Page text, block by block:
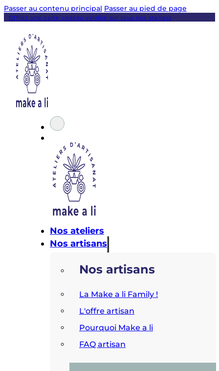
Passer au contenu principal Passer au pied de page
Offrez une carte cadeau valable sur tous nos ateliers
Nos ateliers
Nos artisans
Nos artisans
La Make a li Family !
L'offre artisan
Pourquoi Make a li
FAQ artisan